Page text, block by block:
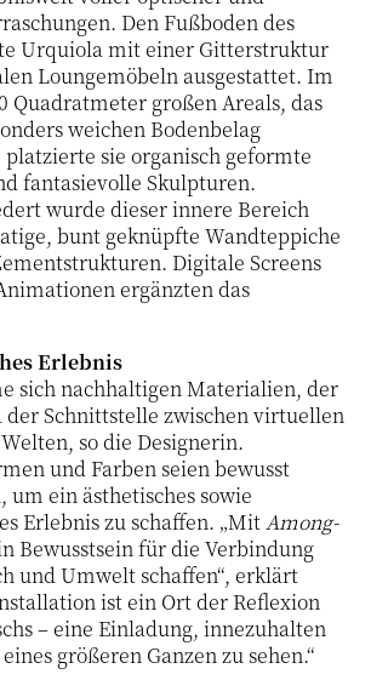
Den Fußboden des
Urquiola mit einer Gitterstruktur
Loungemöbeln ausgestattet. Im
Quadratmeter großen Areals, das
weichen Bodenbelag
platzierte sie organisch geformte
fantasievolle Skulpturen.
wurde dieser innere Bereich
bunt geknüpfte Wandteppiche
Digitale Screens
ergänzten das
Erlebnis
sich nachhaltigen Materialien, der
der Schnittstelle zwischen virtuellen
so die Designerin.
und Farben seien bewusst
um ein ästhetisches sowie
Erlebnis zu schaffen. „MitAmong-
Bewusstsein für die Verbindung
und Umwelt schaffen“, erklärt
ist ein Ort der Reflexion
– eine Einladung, innezuhalten
größeren Ganzen zu sehen.“